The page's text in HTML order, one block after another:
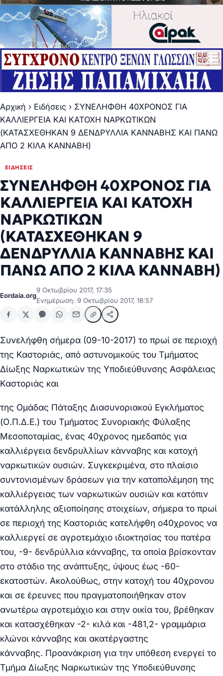
Αρχική › Ειδήσεις › ΣΥΝΕΛΗΦΘΗ 40ΧΡΟΝΟΣ ΓΙΑ
ΚΑΛΛΙΕΡΓΕΙΑ ΚΑΙ ΚΑΤΟΧΗ ΝΑΡΚΩΤΙΚΩΝ
(ΚΑΤΑΣΧΕΘΗΚΑΝ 9 ΔΕΝΔΡΥΛΛΙΑ ΚΑΝΝΑΒΗΣ ΚΑΙ ΠΑΝΩ
ΑΠΟ 2 ΚΙΛΑ ΚΑΝΝΑΒΗ)
ΕΙΔΉΣΕΙΣ
ΣΥΝΕΛΗΦΘΗ 40ΧΡΟΝΟΣ ΓΙΑ
ΚΑΛΛΙΕΡΓΕΙΑ ΚΑΙ ΚΑΤΟΧΗ
ΝΑΡΚΩΤΙΚΩΝ
(ΚΑΤΑΣΧΕΘΗΚΑΝ 9
ΔΕΝΔΡΥΛΛΙΑ ΚΑΝΝΑΒΗΣ ΚΑΙ
ΠΑΝΩ ΑΠΟ 2 ΚΙΛΑ ΚΑΝΝΑΒΗ)
Eordaia.org
9 Οκτωβρίου 2017, 17:35
Ενημέρωση: 9 Οκτωβρίου 2017, 18:57
Συνελήφθη σήμερα (09-10-2017) το πρωί σε περιοχή
της Καστοριάς, από αστυνομικούς του Τμήματος
Δίωξης Ναρκωτικών της Υποδιεύθυνσης Ασφάλειας
Καστοριάς και
της Ομάδας Πάταξης Διασυνοριακού Εγκλήματος
(Ο.Π.Δ.Ε.) του Τμήματος Συνοριακής Φύλαξης
Μεσοποταμίας, ένας 40χρονος ημεδαπός για
καλλιέργεια δενδρυλλίων κάνναβης και κατοχή
ναρκωτικών ουσιών. Συγκεκριμένα, στο πλαίσιο
συντονισμένων δράσεων για την καταπολέμηση της
καλλιέργειας των ναρκωτικών ουσιών και κατόπιν
κατάλληλης αξιοποίησης στοιχείων, σήμερα το πρωί
σε περιοχή της Καστοριάς κατελήφθη o40χρονος να
καλλιεργεί σε αγροτεμάχιο ιδιοκτησίας του πατέρα
του, -9- δενδρύλλια κάνναβης, τα οποία βρίσκονταν
στο στάδιο της ανάπτυξης, ύψους έως -60-
εκατοστών. Ακολούθως, στην κατοχή του 40χρονου
και σε έρευνες που πραγματοποιήθηκαν στον
ανωτέρω αγροτεμάχιο και στην οικία του, βρέθηκαν
και κατασχέθηκαν -2- κιλά και -481,2- γραμμάρια
κλώνοι κάνναβης και ακατέργαστης
κάνναβης. Προανάκριση για την υπόθεση ενεργεί το
Τμήμα Δίωξης Ναρκωτικών της Υποδιεύθυνσης